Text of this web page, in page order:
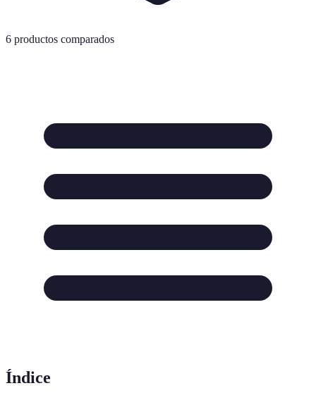
6 productos comparados
Índice